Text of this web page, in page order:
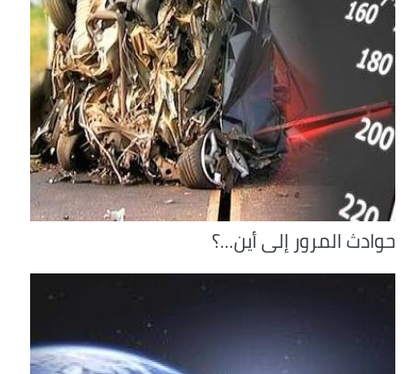
حوادث المرور إلى أين...؟